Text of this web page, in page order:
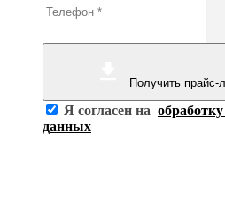
Получить прайс-
Я согласен на
данных